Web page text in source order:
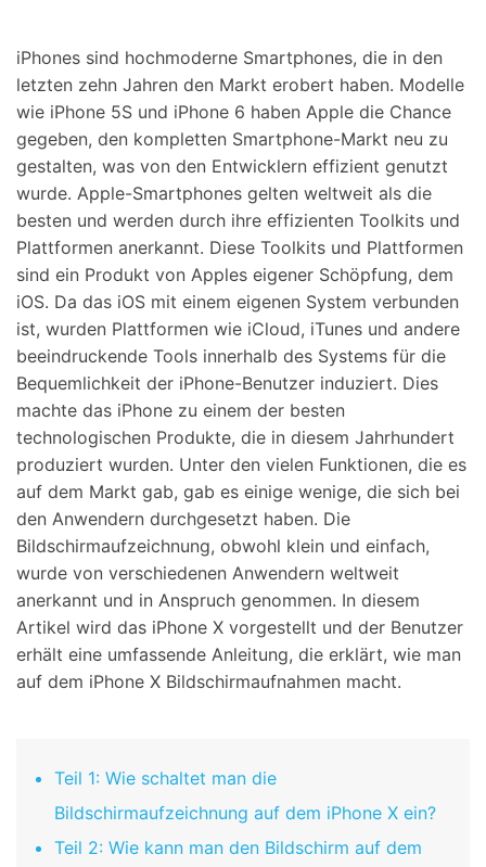
iPhones sind hochmoderne Smartphones, die in den
letzten zehn Jahren den Markt erobert haben. Modelle
wie iPhone 5S und iPhone 6 haben Apple die Chance
gegeben, den kompletten Smartphone-Markt neu zu
gestalten, was von den Entwicklern effizient genutzt
wurde. Apple-Smartphones gelten weltweit als die
besten und werden durch ihre effizienten Toolkits und
Plattformen anerkannt. Diese Toolkits und Plattformen
sind ein Produkt von Apples eigener Schöpfung, dem
iOS. Da das iOS mit einem eigenen System verbunden
ist, wurden Plattformen wie iCloud, iTunes und andere
beeindruckende Tools innerhalb des Systems für die
Bequemlichkeit der iPhone-Benutzer induziert. Dies
machte das iPhone zu einem der besten
technologischen Produkte, die in diesem Jahrhundert
produziert wurden. Unter den vielen Funktionen, die es
auf dem Markt gab, gab es einige wenige, die sich bei
den Anwendern durchgesetzt haben. Die
Bildschirmaufzeichnung, obwohl klein und einfach,
wurde von verschiedenen Anwendern weltweit
anerkannt und in Anspruch genommen. In diesem
Artikel wird das iPhone X vorgestellt und der Benutzer
erhält eine umfassende Anleitung, die erklärt, wie man
auf dem iPhone X Bildschirmaufnahmen macht.
Teil 1: Wie schaltet man die
Bildschirmaufzeichnung auf dem iPhone X ein?
Teil 2: Wie kann man den Bildschirm auf dem